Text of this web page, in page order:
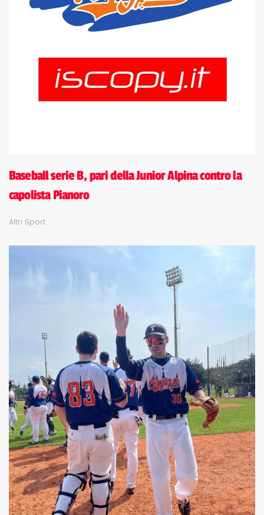
Baseball serie B, pari della Junior Alpina contro la
capolista Pianoro
Altri Sport